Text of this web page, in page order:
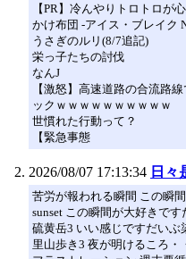
【PR】冷んやりトロトロ
かけ布団 -アイス・ブレイク
うさぎのルリ(8/7追記)
栄っ子たちの討伐
なんJ
【激怒】高速道路の合流路
ックｗｗｗｗｗｗｗｗｗｗ
世慣れた行動って？
【緊急事態
2026/08/07 17:13:34 日々
苦労が報われる瞬間 この瞬間
sunset この瞬間が大好きです
硫黄岳3 いい感じですだいぶ
里山歩き3 夜が明けるころ・